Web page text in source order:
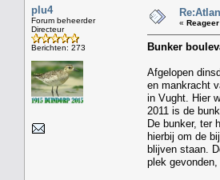
plu4
Forum beheerder
Directeur
Berichten: 273
«
Bunker
Afgelopen
en mankracht
in Vught. Hier
2011 is de
De bunker, ter
hierbij om de
blijven staan.
plek